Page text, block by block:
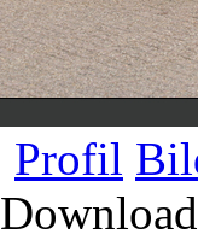
Profil